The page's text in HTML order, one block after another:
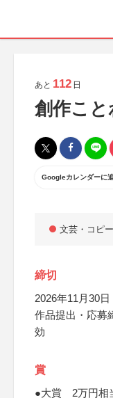
あと 112 日
創作こと
Googleカレンダーに
文芸・コピ
締切
2026年11月30日
作品提出・応募
効
賞
●大賞 2万円相